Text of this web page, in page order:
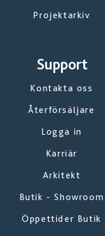
Projektarkiv
Support
Kontakta oss
Återförsäljare
Logga in
Karriär
Arkitekt
Butik - Showroom
Öppettider Butik